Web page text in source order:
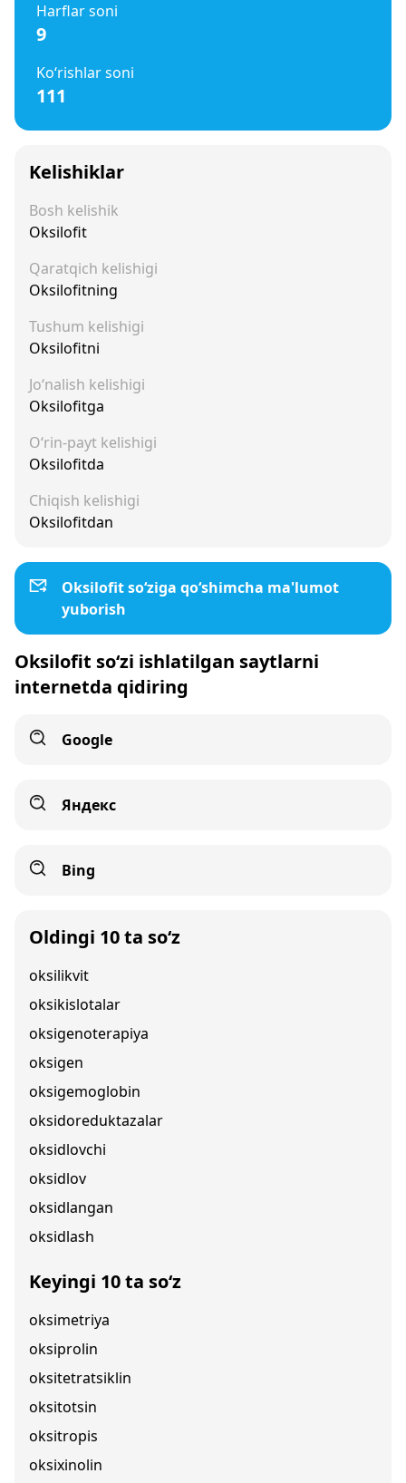
Harflar soni
9
Ko‘rishlar soni
111
Kelishiklar
Bosh kelishik
Oksilofit
Qaratqich kelishigi
Oksilofitning
Tushum kelishigi
Oksilofitni
Jo‘nalish kelishigi
Oksilofitga
O‘rin-payt kelishigi
Oksilofitda
Chiqish kelishigi
Oksilofitdan
Oksilofit so‘ziga qo‘shimcha ma'lumot
yuborish
Oksilofit so‘zi ishlatilgan saytlarni
internetda qidiring
Google
Яндекс
Bing
Oldingi 10 ta so‘z
oksilikvit
oksikislotalar
oksigenoterapiya
oksigen
oksigemoglobin
oksidoreduktazalar
oksidlovchi
oksidlov
oksidlangan
oksidlash
Keyingi 10 ta so‘z
oksimetriya
oksiprolin
oksitetratsiklin
oksitotsin
oksitropis
oksixinolin